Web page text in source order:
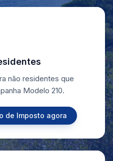
não residentes que
Modelo 210.
de Imposto agora